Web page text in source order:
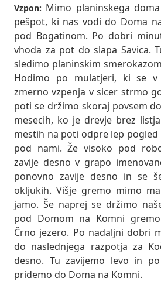
Vzpon: Mimo planinskega
pešpot, ki nas vodi do Doma
pod Bogatinom. Po dobri
vhoda za pot do slapa Savica.
sledimo planinskim
Hodimo po mulatjeri, ki se v
zmerno vzpenja v sicer strmo
poti se držimo skoraj povsem
mesecih, ko je drevje brez
mestih na poti odpre lep pogled
pod nami. Že visoko pod
zavije desno v grapo
ponovno zavije desno in se
okljukih. Višje gremo mimo
jamo. Še naprej se držimo
pod Domom na Komni
Črno jezero. Po nadaljni dobri
do naslednjega razpotja za
desno. Tu zavijemo levo in
pridemo do Doma na Komni.